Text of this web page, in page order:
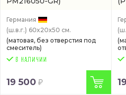
Германия
(ш.в.г.) 60x20x50 см.
(матовая, без отверстия под
смеситель)
19 500